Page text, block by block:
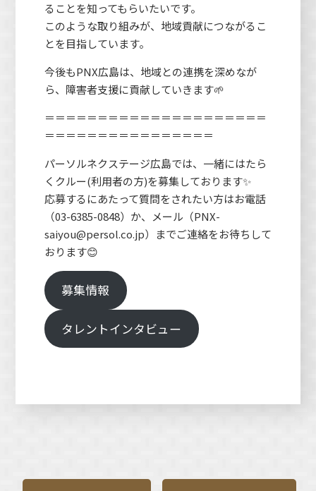
ることを知ってもらいたいです。
このような取り組みが、地域貢献につながるこ
とを目指しています。
今後もPNX広島は、地域との連携を深めなが
ら、障害者支援に貢献していきます🌱
＝＝＝＝＝＝＝＝＝＝＝＝＝＝＝＝＝＝＝＝＝
＝＝＝＝＝＝＝＝＝＝＝＝＝＝＝＝
パーソルネクステージ広島では、一緒にはたら
くクルー(利用者の方)を募集しております✨
応募するにあたって質問をされたい方はお電話
（03-6385-0848）か、メール（PNX-
saiyou@persol.co.jp）までご連絡をお待ちして
おります😊
募集情報
タレントインタビュー